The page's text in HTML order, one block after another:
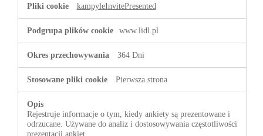
kampyleInvitePresented
www.lidl.pl
364 Dni
Pierwsza strona
Rejestruje informacje o tym, kiedy ankiety są prezentowane i
odrzucane. Używane do analiz i dostosowywania częstotliwości
prezentacji ankiet.